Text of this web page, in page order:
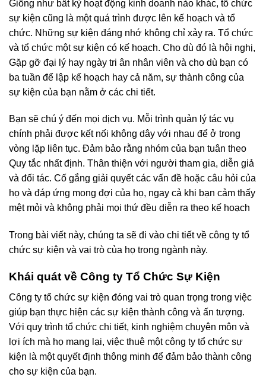
Giống như bất kỳ hoạt động kinh doanh nào khác, tổ chức
sự kiện cũng là một quá trình được lên kế hoạch và tổ
chức. Những sự kiện đáng nhớ không chỉ xảy ra. Tổ chức
và tổ chức một sự kiện có kế hoạch. Cho dù đó là hội nghị,
Gặp gỡ đại lý hay ngày tri ân nhân viên và cho dù bạn có
ba tuần để lập kế hoạch hay cả năm, sự thành công của
sự kiện của bạn nằm ở các chi tiết.
Bạn sẽ chú ý đến mọi dịch vụ. Mỗi trình quản lý tác vụ
chính phải được kết nối không dây với nhau để ở trong
vòng lặp liên tục. Đảm bảo rằng nhóm của bạn tuân theo
Quy tắc nhất định. Thân thiện với người tham gia, diễn giả
và đối tác. Cố gắng giải quyết các vấn đề hoặc câu hỏi của
họ và đáp ứng mong đợi của họ, ngay cả khi bạn cảm thấy
mệt mỏi và không phải mọi thứ đều diễn ra theo kế hoạch
Trong bài viết này, chúng ta sẽ đi vào chi tiết về công ty tổ
chức sự kiện và vai trò của họ trong ngành này.
Khái quát về Công ty Tổ Chức Sự Kiện
Công ty tổ chức sự kiện đóng vai trò quan trọng trong việc
giúp bạn thực hiện các sự kiện thành công và ấn tượng.
Với quy trình tổ chức chi tiết, kinh nghiệm chuyên môn và
lợi ích mà họ mang lại, việc thuê một công ty tổ chức sự
kiện là một quyết định thông minh để đảm bảo thành công
cho sự kiện của bạn.